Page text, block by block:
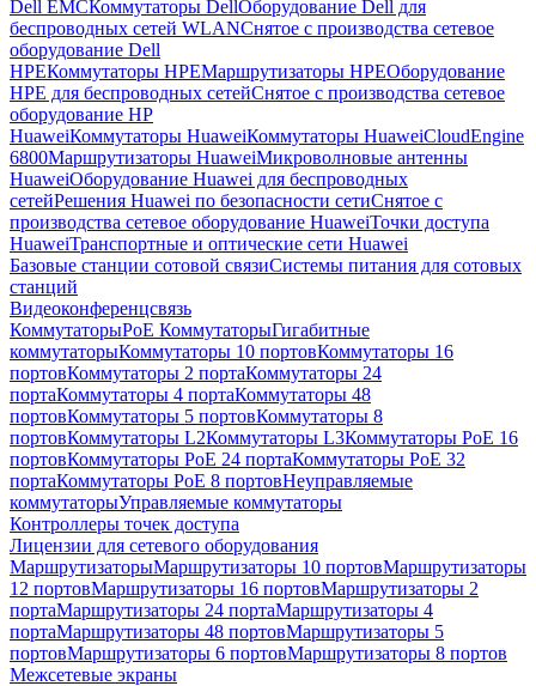
Dell EMCКоммутаторы DellОборудование Dell для
беспроводных сетей WLANСнятое с производства сетевое
оборудование Dell
HPEКоммутаторы HPEМаршрутизаторы HPEОборудование
HPE для беспроводных сетейСнятое с производства сетевое
оборудование HP
HuaweiКоммутаторы HuaweiКоммутаторы HuaweiCloudEngine
6800Маршрутизаторы HuaweiМикроволновые антенны
HuaweiОборудование Huawei для беспроводных
сетейРешения Huawei по безопасности сетиСнятое с
производства сетевое оборудование HuaweiТочки доступа
HuaweiТранспортные и оптические сети Huawei
Базовые станции сотовой связиСистемы питания для сотовых
станций
Видеоконференцсвязь
КоммутаторыPoE КоммутаторыГигабитные
коммутаторыКоммутаторы 10 портовКоммутаторы 16
портовКоммутаторы 2 портаКоммутаторы 24
портаКоммутаторы 4 портаКоммутаторы 48
портовКоммутаторы 5 портовКоммутаторы 8
портовКоммутаторы L2Коммутаторы L3Коммутаторы PoE 16
портовКоммутаторы PoE 24 портаКоммутаторы PoE 32
портаКоммутаторы PoE 8 портовНеуправляемые
коммутаторыУправляемые коммутаторы
Контроллеры точек доступа
Лицензии для сетевого оборудования
МаршрутизаторыМаршрутизаторы 10 портовМаршрутизаторы
12 портовМаршрутизаторы 16 портовМаршрутизаторы 2
портаМаршрутизаторы 24 портаМаршрутизаторы 4
портаМаршрутизаторы 48 портовМаршрутизаторы 5
портовМаршрутизаторы 6 портовМаршрутизаторы 8 портов
Межсетевые экраны